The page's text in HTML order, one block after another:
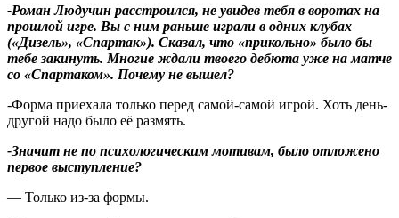
-Роман Людучин расстроился, не увидев тебя в воротах на
прошлой игре. Вы с ним раньше играли в одних клубах
(«Дизель», «Спартак»). Сказал, что «прикольно» было бы
тебе закинуть. Многие ждали твоего дебюта уже на матче
со «Спартаком». Почему не вышел?
-Форма приехала только перед самой-самой игрой. Хоть день-
другой надо было её размять.
-Значит не по психологическим мотивам, было отложено
первое выступление?
— Только из-за формы.